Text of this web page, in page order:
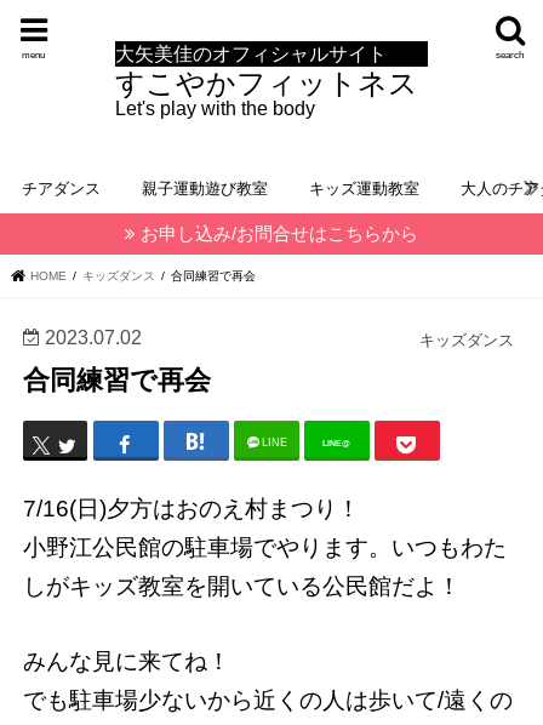
大矢美佳のオフィシャルサイト
すこやかフィットネス
Let's play with the body
search
menu
チアダンス 親子運動遊び教室 キッズ運動教室 大人のチ
お申し込み/お問合せはこちらから
HOME キッズダンス 合同練習で再会
キッズダンス
2023.07.02
合同練習で再会
LINE LINE@
7/16(日)夕方はおのえ村まつり！
小野江公民館の駐車場でやります。いつもわた
しがキッズ教室を開いている公民館だよ！
みんな見に来てね！
でも駐車場少ないから近くの人は歩いて/遠くの